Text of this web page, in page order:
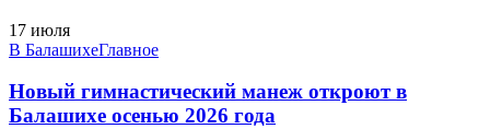
17 июля
В БалашихеГлавное
Новый гимнастический манеж откроют в
Балашихе осенью 2026 года